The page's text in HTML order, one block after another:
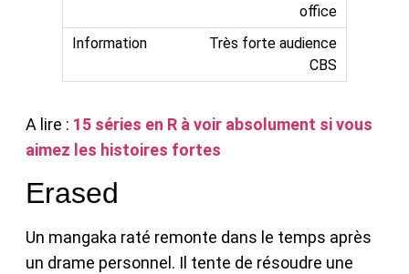
office
Très forte audience
CBS
A lire : 15 séries en R à voir absolument si vous
aimez les histoires fortes
Erased
Un mangaka raté remonte dans le temps après
un drame personnel. Il tente de résoudre une